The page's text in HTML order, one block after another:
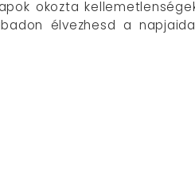
okozta
élvezhesd a